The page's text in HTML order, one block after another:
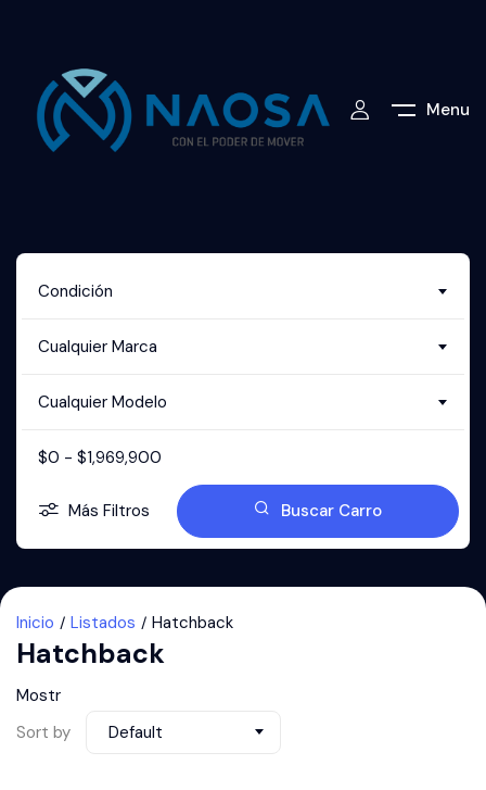
Menu
Condición
Cualquier Marca
Cualquier Modelo
$0 - $1,969,900
Más Filtros Buscar Carro
Inicio Listados Hatchback
Hatchback
Mostr
Sort by
Default